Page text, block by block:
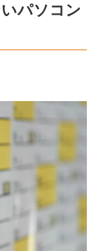
パソコン